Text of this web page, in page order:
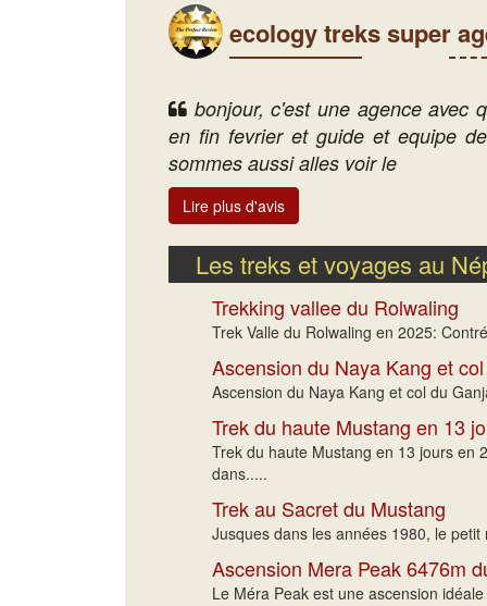
ecology treks super
bonjour, c'est une agence avec
en fin fevrier et guide et equipe
sommes aussi alles voir le
Lire plus d'avis
Les treks et voyages au
Trekking vallee du Rolwaling
Trek Valle du Rolwaling en 2025:
Ascension du Naya Kang et
Ascension du Naya Kang et col du
Trek du haute Mustang en 13
Trek du haute Mustang en 13 jours en
dans.....
Trek au Sacret du Mustang
Jusques dans les années 1980, le
Ascension Mera Peak 6476m
Le Méra Peak est une ascension